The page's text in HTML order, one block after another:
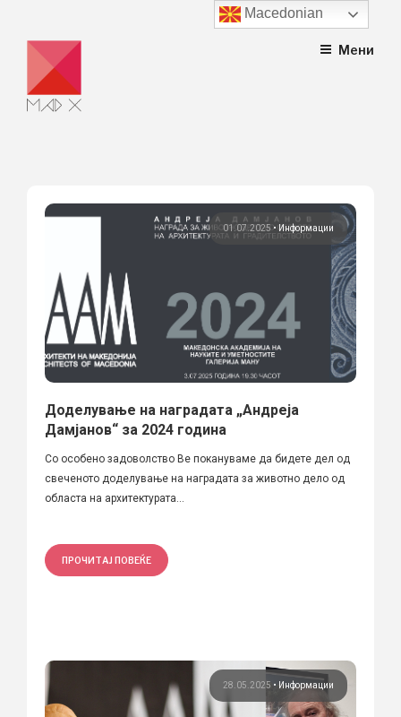
content
Мени
01.07.2025 • Информации
Доделување на наградата „Андреја
Дамјанов“ за 2024 година
Со особено задоволство Ве покануваме да бидете дел од
свеченото доделување на наградата за животно дело од
областа на архитектурата...
ПРОЧИТАЈ ПОВЕЌЕ
28.05.2025 • Информации
Macedonian